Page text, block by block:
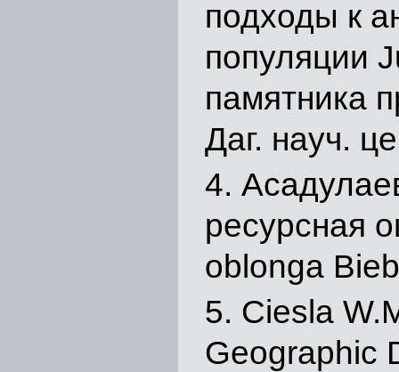
подходы к
популяции
памятника
Даг. науч.
ресурсная
oblonga
Ciesla
Geographic